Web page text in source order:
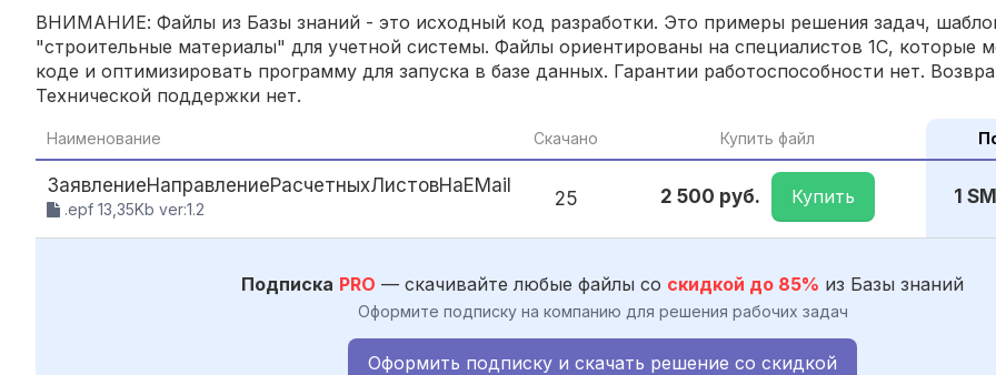
ВНИМАНИЕ: Файлы из Базы знаний - это исходный код разработки. Это примеры решения задач,
"строительные материалы" для учетной системы. Файлы ориентированы на специалистов 1С, которые
коде и оптимизировать программу для запуска в базе данных. Гарантии работоспособности нет.
Технической поддержки нет.
Наименование Скачано Купить файл
ЗаявлениеНаправлениеРасчетныхЛистовНаEMail
.epf 13,35Kb ver:1.2 25 2 500 руб. Купить 1 SM
Подписка PRO — скачивайте любые файлы со скидкой до 85% из Базы знаний
Оформите подписку на компанию для решения рабочих задач
Оформить подписку и скачать решение со скидкой